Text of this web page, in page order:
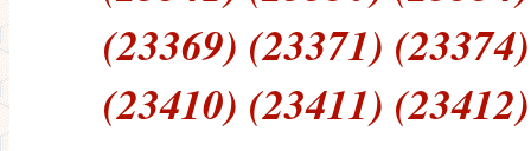
(23369) (23371)
(23410) (23411)